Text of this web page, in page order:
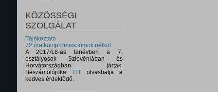
KÖZÖSSÉGI
SZOLGÁLAT
Tájékoztató
72 óra kompromisszumok nélkül
A 2017/18-as tanévben a 7.
osztályosok Szlovéniában és
Horvátországban jártak.
Beszámolójukat
ITTolvashatja a
kedves érdeklődő.